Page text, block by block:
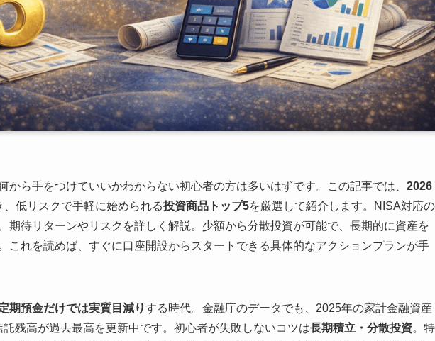
から手をつけていいかわからない初心者の方は多いはずです。この記事では、 2026
、低リスクで手軽に始められる投資商品トップ5を厳選して紹介します。NISA対応の
期待リターンやリスクを詳しく解説。少額から分散投資が可能で、長期的に資産を
これを読めば、すぐに口座開設からスタートできる具体的なアクションプランが手
期預金だけでは実質目減りする時代。金融庁のデータでも、2025年の家計金融資産
残高が過去最高を更新中です。初心者が失敗しないコツは長期積立・分散投資。特